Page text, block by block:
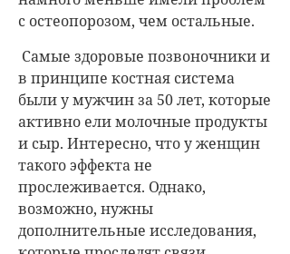
с остеопорозом, чем остальные.
Самые здоровые позвоночники и
в принципе костная система
были у мужчин за 50 лет, которые
активно ели молочные продукты
и сыр. Интересно, что у женщин
такого эффекта не
прослеживается. Однако,
возможно, нужны
дополнительные исследования,